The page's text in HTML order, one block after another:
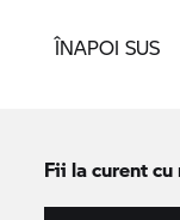
ÎNAPOI SUS
Fii la curent